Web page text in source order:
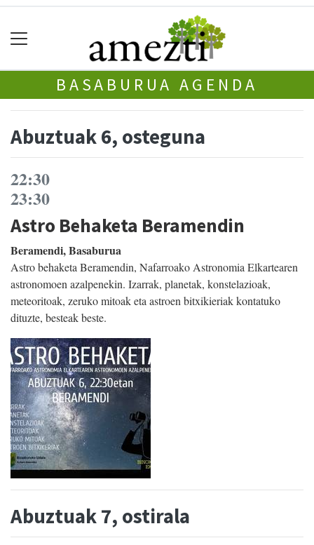
BASABURUA AGENDA
Abuztuak 6, osteguna
22:30
23:30
Astro Behaketa Beramendin
Beramendi, Basaburua
Astro behaketa Beramendin, Nafarroako Astronomia Elkartearen
astronomoen azalpenekin. Izarrak, planetak, konstelazioak,
meteoritoak, zeruko mitoak eta astroen bitxikieriak kontatuko
dituzte, besteak beste.
Abuztuak 7, ostirala